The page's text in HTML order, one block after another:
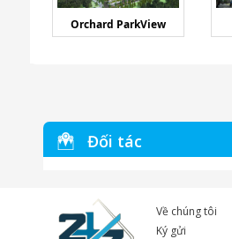
Orchard ParkView
Đối tác
Về chúng tôi
Ký gửi